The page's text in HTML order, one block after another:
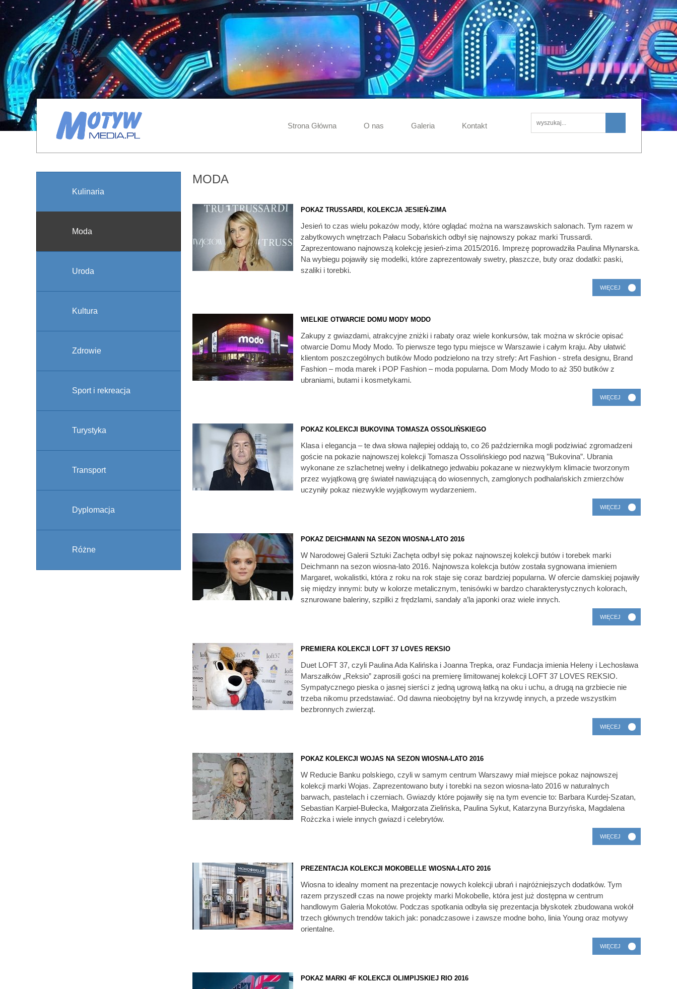
Strona Główna O nas Galeria Kontakt
Kulinaria
Moda
Uroda
Kultura
Zdrowie
Sport i rekreacja
Turystyka
Transport
Dyplomacja
Różne
MODA
POKAZ TRUSSARDI, KOLEKCJA JESIEŃ-ZIMA
Jesień to czas wielu pokazów mody, które oglądać można na warszawskich salonach. Tym razem w
zabytkowych wnętrzach Pałacu Sobańskich odbył się najnowszy pokaz marki Trussardi.
Zaprezentowano najnowszą kolekcję jesień-zima 2015/2016. Imprezę poprowadziła Paulina Młynarska.
Na wybiegu pojawiły się modelki, które zaprezentowały swetry, płaszcze, buty oraz dodatki: paski,
szaliki i torebki.
WIĘCEJ
WIELKIE OTWARCIE DOMU MODY MODO
Zakupy z gwiazdami, atrakcyjne zniżki i rabaty oraz wiele konkursów, tak można w skrócie opisać
otwarcie Domu Mody Modo. To pierwsze tego typu miejsce w Warszawie i całym kraju. Aby ułatwić
klientom poszczególnych butików Modo podzielono na trzy strefy: Art Fashion - strefa designu, Brand
Fashion – moda marek i POP Fashion – moda popularna. Dom Mody Modo to aż 350 butików z
ubraniami, butami i kosmetykami.
WIĘCEJ
POKAZ KOLEKCJI BUKOVINA TOMASZA OSSOLIŃSKIEGO
Klasa i elegancja – te dwa słowa najlepiej oddają to, co 26 października mogli podziwiać zgromadzeni
goście na pokazie najnowszej kolekcji Tomasza Ossolińskiego pod nazwą ’’Bukovina”. Ubrania
wykonane ze szlachetnej wełny i delikatnego jedwabiu pokazane w niezwykłym klimacie tworzonym
przez wyjątkową grę świateł nawiązującą do wiosennych, zamglonych podhalańskich zmierzchów
uczyniły pokaz niezwykle wyjątkowym wydarzeniem.
WIĘCEJ
POKAZ DEICHMANN NA SEZON WIOSNA-LATO 2016
W Narodowej Galerii Sztuki Zachęta odbył się pokaz najnowszej kolekcji butów i torebek marki
Deichmann na sezon wiosna-lato 2016. Najnowsza kolekcja butów została sygnowana imieniem
Margaret, wokalistki, która z roku na rok staje się coraz bardziej popularna. W ofercie damskiej pojawiły
się między innymi: buty w kolorze metalicznym, tenisówki w bardzo charakterystycznych kolorach,
sznurowane baleriny, szpilki z frędzlami, sandały a’la japonki oraz wiele innych.
WIĘCEJ
PREMIERA KOLEKCJI LOFT 37 LOVES REKSIO
Duet LOFT 37, czyli Paulina Ada Kalińska i Joanna Trepka, oraz Fundacja imienia Heleny i Lechosława
Marszałków „Reksio” zaprosili gości na premierę limitowanej kolekcji LOFT 37 LOVES REKSIO.
Sympatycznego pieska o jasnej sierści z jedną ugrową łatką na oku i uchu, a drugą na grzbiecie nie
trzeba nikomu przedstawiać. Od dawna nieobojętny był na krzywdę innych, a przede wszystkim
bezbronnych zwierząt.
WIĘCEJ
POKAZ KOLEKCJI WOJAS NA SEZON WIOSNA-LATO 2016
W Reducie Banku polskiego, czyli w samym centrum Warszawy miał miejsce pokaz najnowszej
kolekcji marki Wojas. Zaprezentowano buty i torebki na sezon wiosna-lato 2016 w naturalnych
barwach, pastelach i czerniach. Gwiazdy które pojawiły się na tym evencie to: Barbara Kurdej-Szatan,
Sebastian Karpiel-Bułecka, Małgorzata Zielińska, Paulina Sykut, Katarzyna Burzyńska, Magdalena
Rożczka i wiele innych gwiazd i celebrytów.
WIĘCEJ
PREZENTACJA KOLEKCJI MOKOBELLE WIOSNA-LATO 2016
Wiosna to idealny moment na prezentacje nowych kolekcji ubrań i najróżniejszych dodatków. Tym
razem przyszedł czas na nowe projekty marki Mokobelle, która jest już dostępna w centrum
handlowym Galeria Mokotów. Podczas spotkania odbyła się prezentacja błyskotek zbudowana wokół
trzech głównych trendów takich jak: ponadczasowe i zawsze modne boho, linia Young oraz motywy
orientalne.
WIĘCEJ
POKAZ MARKI 4F KOLEKCJI OLIMPIJSKIEJ RIO 2016